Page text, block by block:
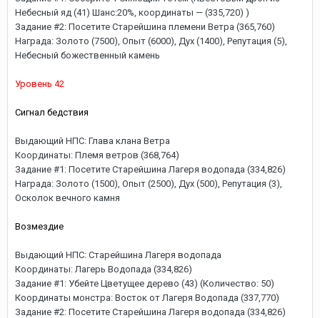
Небесный яд (41) Шанс:20%, координаты — (335,720) )
Задание #2: Посетите Старейшина племени Ветра (365,760)
Награда: Золото (7500), Опыт (6000), Дух (1400), Репутация (5),
Небесный божественный камень
Уровень 42
Сигнал бедствия
Выдающий НПС: Глава клана Ветра
Координаты: Племя ветров (368,764)
Задание #1: Посетите Старейшина Лагеря водопада (334,826)
Награда: Золото (1500), Опыт (2500), Дух (500), Репутация (3),
Осколок вечного камня
Возмездие
Выдающий НПС: Старейшина Лагеря водопада
Координаты: Лагерь Водопада (334,826)
Задание #1: Убейте Цветущее дерево (43) (Количество: 50)
Координаты монстра: Восток от Лагеря Водопада (337,770)
Задание #2: Посетите Старейшина Лагеря водопада (334,826)